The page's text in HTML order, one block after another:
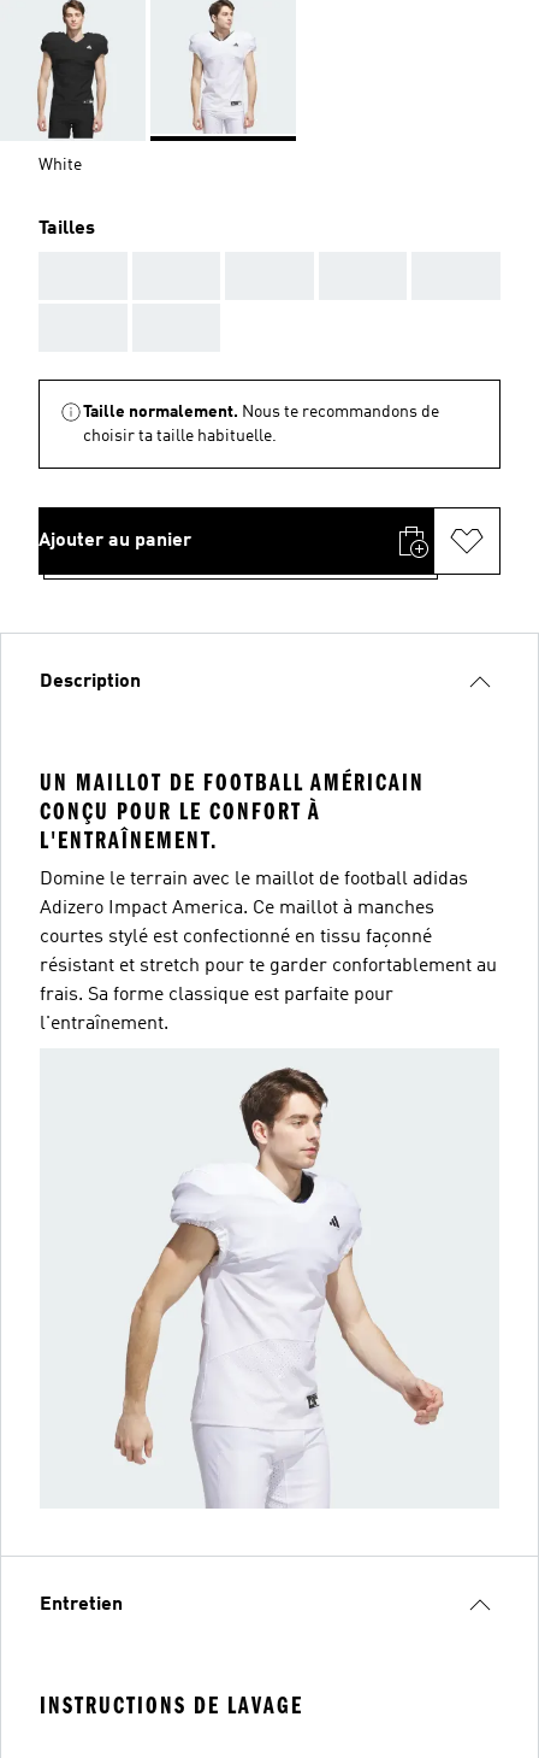
White
Tailles
Taille normalement. Nous te recommandons de
choisir ta taille habituelle.
Ajouter au panier
Description
UN MAILLOT DE FOOTBALL AMÉRICAIN
CONÇU POUR LE CONFORT À
L'ENTRAÎNEMENT.
Domine le terrain avec le maillot de football adidas
Adizero Impact America. Ce maillot à manches
courtes stylé est confectionné en tissu façonné
résistant et stretch pour te garder confortablement au
frais. Sa forme classique est parfaite pour
l'entraînement.
Entretien
INSTRUCTIONS DE LAVAGE